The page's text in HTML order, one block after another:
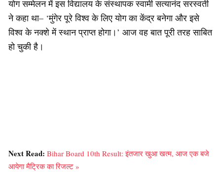
योग सम्मेलन में इस विद्यालय के संस्थापक स्वामी सत्यानंद सरस्वती
ने कहा था– ‘मुंगेर पूरे विश्व के लिए योग का केंद्र बनेगा और इसे
विश्व के नक्शे में स्थान प्राप्त होगा।’ आज वह बात पूरी तरह साबित
हो चुकी है।
Next Read: Bihar Board 10th Result: इंतजार खुआ खत्म, आज एक बजे
आयेगा मैट्रिक का रिजल्ट »